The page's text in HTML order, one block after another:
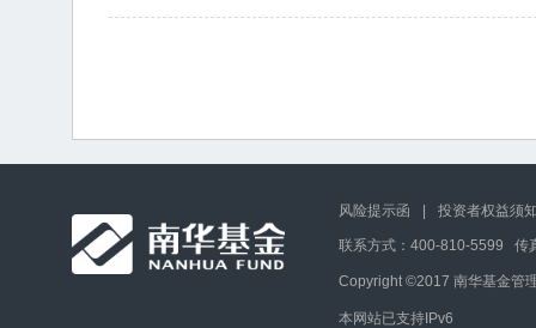
风险提示函 投资者权益须
联系方式：400-810-5599 传
Copyright ©2017 南华基金管
本网站已支持IPv6